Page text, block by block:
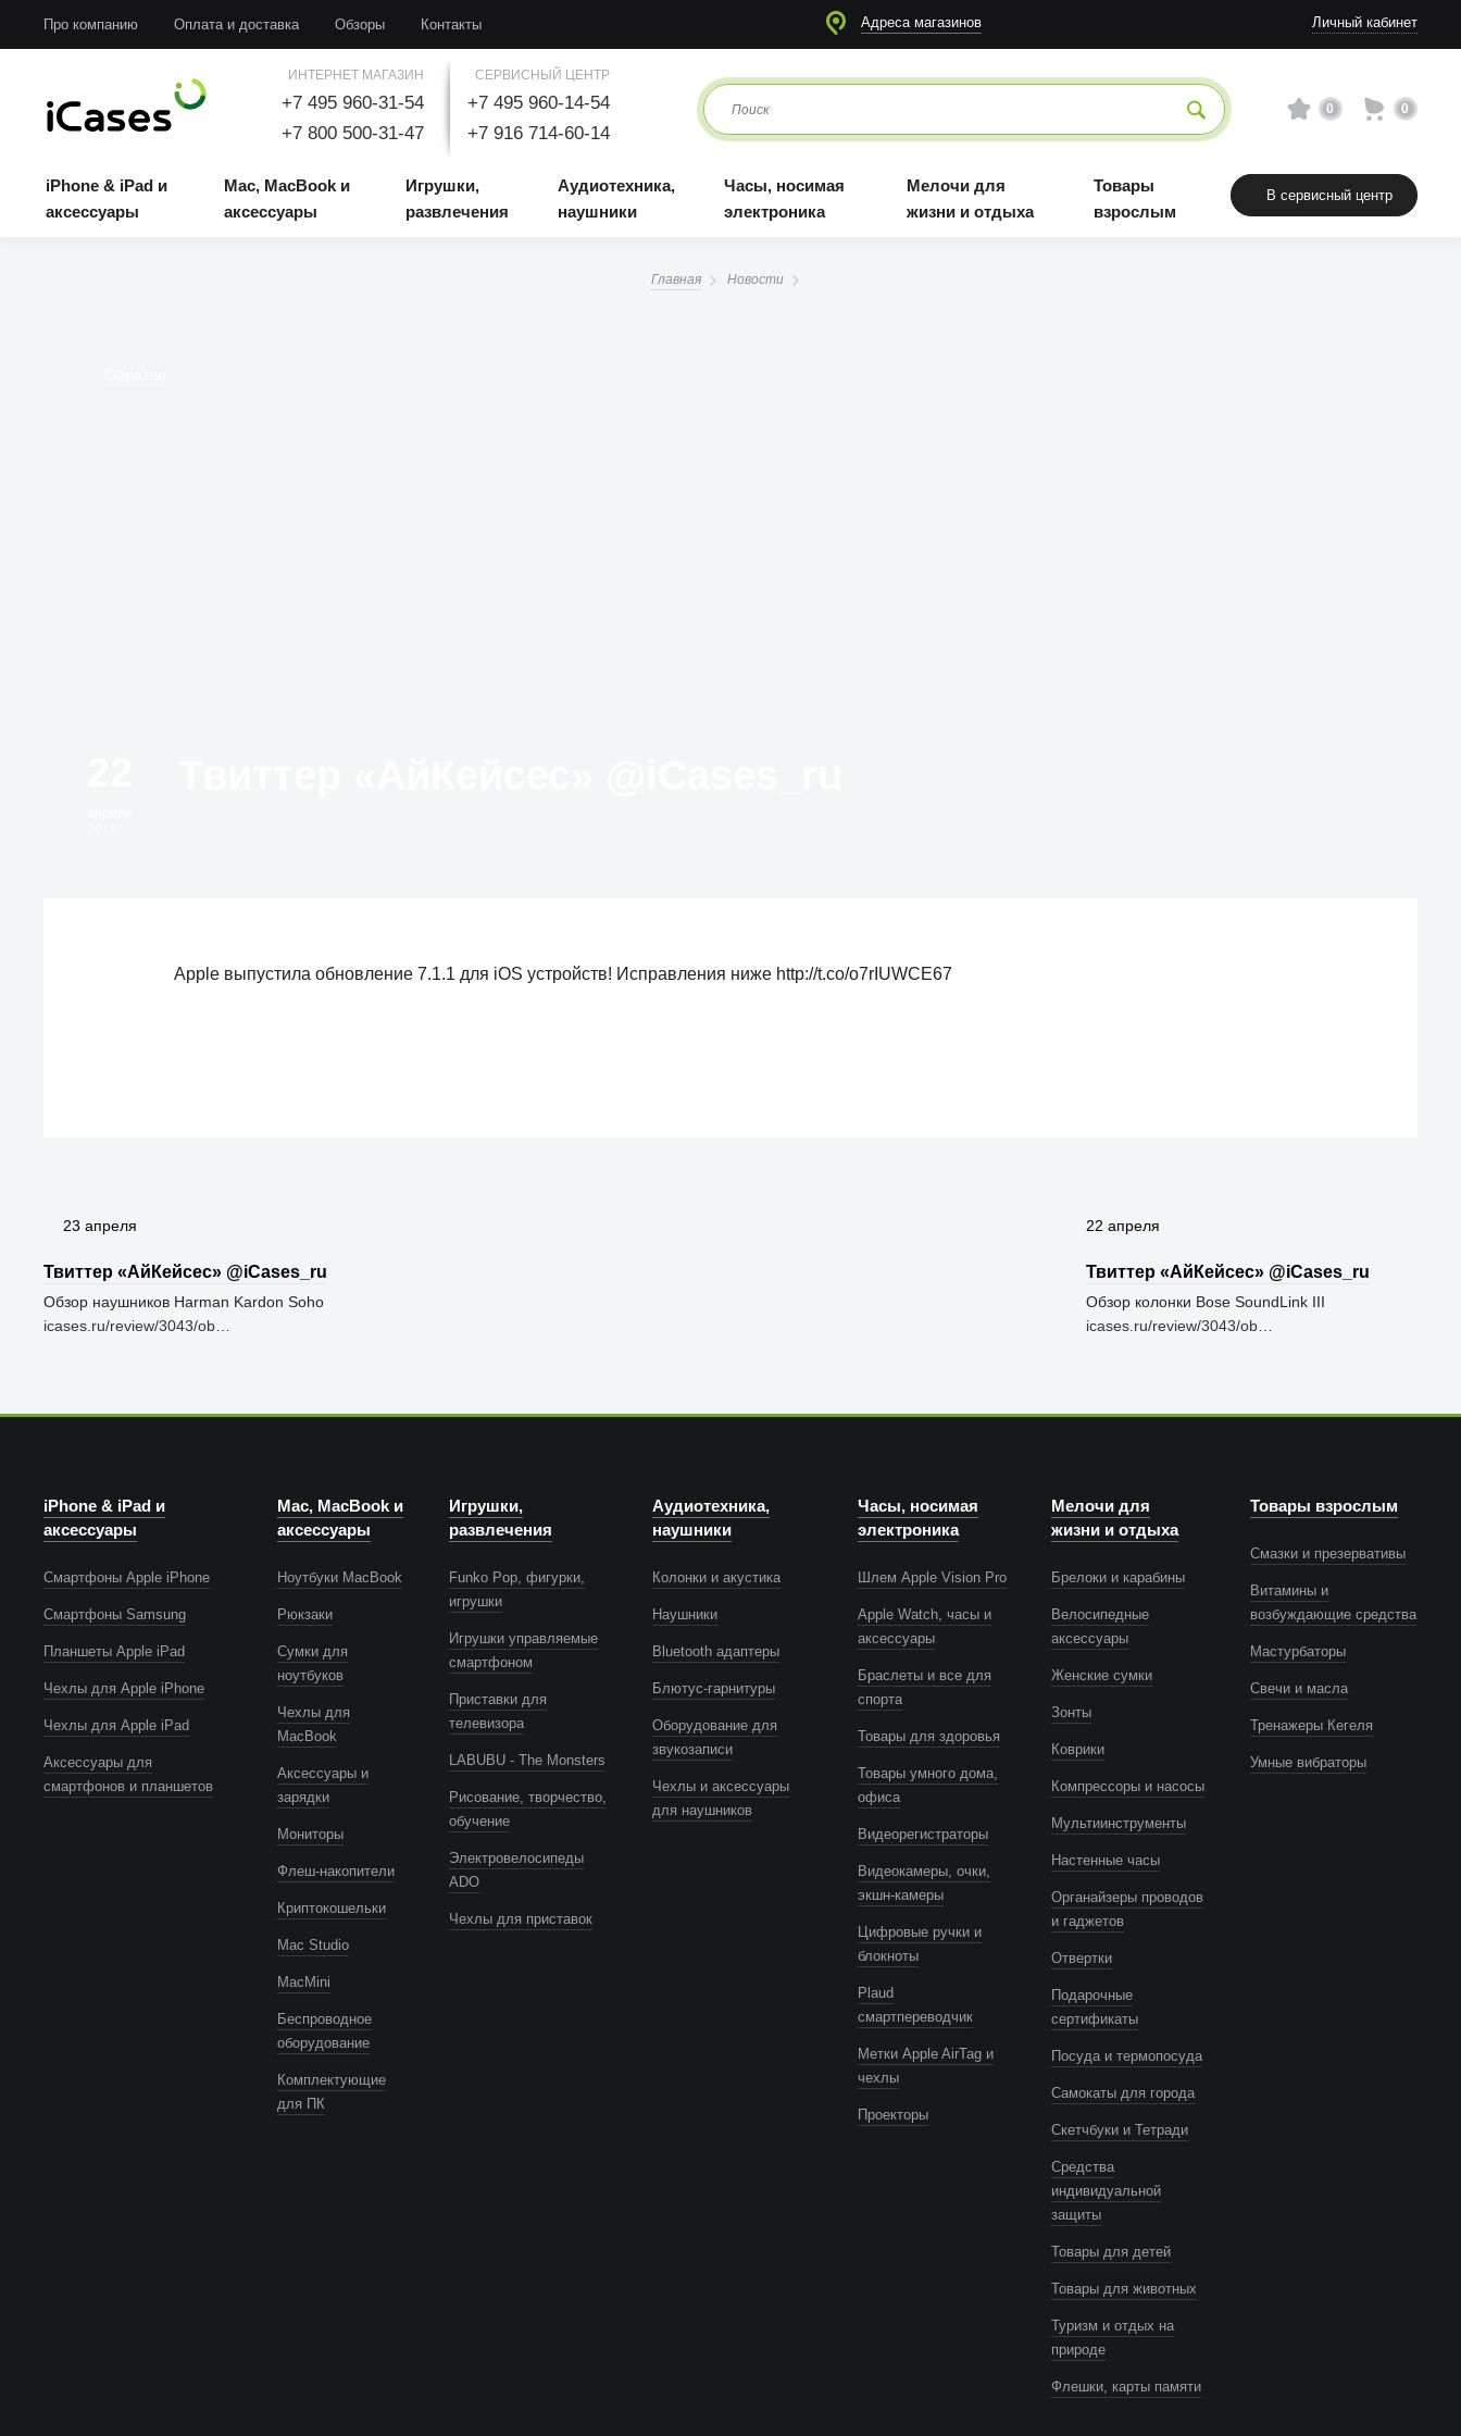
Про компанию Оплата и доставка Обзоры Контакты Адреса магазинов Личный кабинет
ИНТЕРНЕТ МАГАЗИН
+7 495 960-31-54
+7 800 500-31-47
СЕРВИСНЫЙ ЦЕНТР
+7 495 960-14-54
+7 916 714-60-14
0 0
iPhone & iPad и
аксессуары
Mac, MacBook и
аксессуары
Игрушки,
развлечения
Аудиотехника,
наушники
Часы, носимая
электроника
Мелочи для
жизни и отдыха
Товары
взрослым
В сервисный центр
Главная Новости
Apple выпустила обновление 7.1.1 для iOS устройств! Исправления ниже http://t.co/o7rIUWCE67
22 апреля
Твиттер «АйКейсес» ‏@iCases_ru
Обзор колонки Bose SoundLink III
icases.ru/review/3043/ob…
23 апреля
Твиттер «АйКейсес» ‏@iCases_ru
Обзор наушников Harman Kardon Soho
icases.ru/review/3043/ob…
iPhone & iPad и
аксессуары
Смартфоны Apple iPhone
Смартфоны Samsung
Планшеты Apple iPad
Чехлы для Apple iPhone
Чехлы для Apple iPad
Аксессуары для
смартфонов и планшетов
Mac, MacBook и
аксессуары
Ноутбуки MacBook
Рюкзаки
Сумки для
ноутбуков
Чехлы для
MacBook
Аксессуары и
зарядки
Мониторы
Флеш-накопители
Криптокошельки
Mac Studio
MacMini
Беспроводное
оборудование
Комплектующие
для ПК
Игрушки,
развлечения
Funko Pop, фигурки,
игрушки
Игрушки управляемые
смартфоном
Приставки для
телевизора
LABUBU - The Monsters
Рисование, творчество,
обучение
Электровелосипеды
ADO
Чехлы для приставок
Аудиотехника,
наушники
Колонки и акустика
Наушники
Bluetooth адаптеры
Блютус-гарнитуры
Оборудование для
звукозаписи
Чехлы и аксессуары
для наушников
Часы, носимая
электроника
Шлем Apple Vision Pro
Apple Watch, часы и
аксессуары
Браслеты и все для
спорта
Товары для здоровья
Товары умного дома,
офиса
Видеорегистраторы
Видеокамеры, очки,
экшн-камеры
Цифровые ручки и
блокноты
Plaud
смартпереводчик
Метки Apple AirTag и
чехлы
Проекторы
Мелочи для
жизни и отдыха
Брелоки и карабины
Велосипедные
аксессуары
Женские сумки
Зонты
Коврики
Компрессоры и насосы
Мультиинструменты
Настенные часы
Органайзеры проводов
и гаджетов
Отвертки
Подарочные
сертификаты
Посуда и термопосуда
Самокаты для города
Скетчбуки и Тетради
Средства
индивидуальной
защиты
Товары для детей
Товары для животных
Туризм и отдых на
природе
Флешки, карты памяти
Товары взрослым
Смазки и презервативы
Витамины и
возбуждающие средства
Мастурбаторы
Свечи и масла
Тренажеры Кегеля
Умные вибраторы